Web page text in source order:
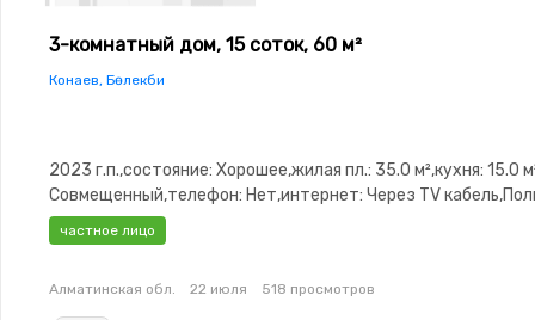
3-комнатный дом, 15 соток, 60 м²
Конаев, Бөлекби
2023 г.п.,состояние: Хорошее,жилая пл.: 35.0 м²,кухня: 15.0
Совмещенный,телефон: Нет,интернет: Через TV
меблирована,Полностью меблирована,потолки:
окна,Сад
частное лицо
Алматинская обл. 22 июля 518 просмотров